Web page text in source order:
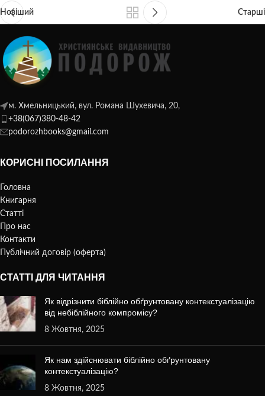
Новіший Старші
м. Хмельницький, вул. Романа Шухевича, 20,
+38(067)380-48-42
podorozhbooks@gmail.com
КОРИСНІ ПОСИЛАННЯ
Головна
Книгарня
Статті
Про нас
Контакти
Публічний договір (оферта)
СТАТТІ ДЛЯ ЧИТАННЯ
Як відрізнити біблійно обґрунтовану контекстуалізацію
від небіблійного компромісу?
8 Жовтня, 2025
Як нам здійснювати біблійно обґрунтовану
контекстуалізацію?
8 Жовтня, 2025